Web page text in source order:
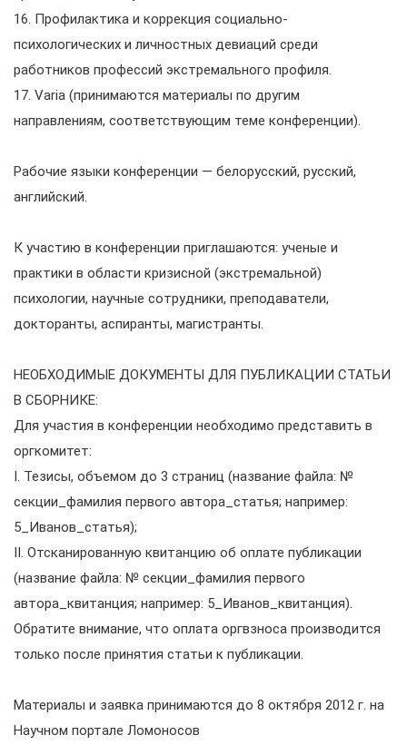
16. Профилактика и коррекция социально-
психологических и личностных девиаций среди
работников профессий экстремального профиля.
17. Varia (принимаются материалы по другим
направлениям, соответствующим теме конференции).
Рабочие языки конференции — белорусский, русский,
английский.
К участию в конференции приглашаются: ученые и
практики в области кризисной (экстремальной)
психологии, научные сотрудники, преподаватели,
докторанты, аспиранты, магистранты.
НЕОБХОДИМЫЕ ДОКУМЕНТЫ ДЛЯ ПУБЛИКАЦИИ СТАТЬИ
В СБОРНИКЕ:
Для участия в конференции необходимо представить в
оргкомитет:
I. Тезисы, объемом до 3 страниц (название файла: №
секции_фамилия первого автора_статья; например:
5_Иванов_статья);
II. Отсканированную квитанцию об оплате публикации
(название файла: № секции_фамилия первого
автора_квитанция; например: 5_Иванов_квитанция).
Обратите внимание, что оплата оргвзноса производится
только после принятия статьи к публикации.
Материалы и заявка принимаются до 8 октября 2012 г. на
Научном портале Ломоносов